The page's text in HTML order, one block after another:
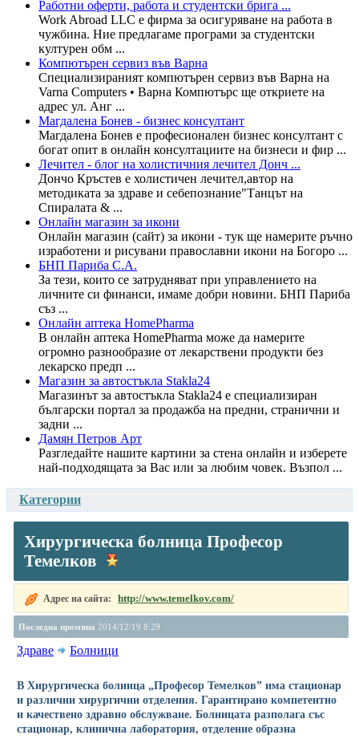
Работни оферти, работа и студентски брига ...
Work Abroad LLC е фирма за осигуряване на работа в
чужбина. Ние предлагаме програми за студентски
културен обм ...
Компютърен сервиз във Варна
Специализираният компютърен сервиз във Варна на
Varna Computers • Варна Компютърс ще откриете на
адрес ул. Анг ...
Магдалена Бонев - бизнес консултант
Магдалена Бонев е професионален бизнес консултант с
богат опит в онлайн консултациите на бизнеси и фир ...
Лечител - блог на холистичния лечител Донч ...
Дончо Кръстев е холистичен лечител,автор на
методиката за здраве и себeпознание"Танцът на
Спиралата & ...
Онлайн магазин за икони
Онлайн магазин (сайт) за икони - тук ще намерите ръчно
изработени и рисувани православни икони на Богоро ...
БНП Париба С.А.
За тези, които се затрудняват при управлението на
личните си финанси, имаме добри новини. БНП Париба
съз ...
Онлайн аптека HomePharma
В онлайн аптека HomePharma може да намерите
огромно разнообразие от лекарствени продукти без
лекарско предп ...
Магазин за автостъкла Stakla24
Магазинът за автостъкла Stakla24 е специализиран
български портал за продажба на предни, странични и
задни ...
Дамян Петров Арт
Разгледайте нашите картини за стена онлайн и изберете
най-подходящата за Вас или за любим човек. Възпол ...
Категории
Хирургическа болница Професор
Темелков
Адрес на сайта: http://www.temelkov.com/
Последна промяна 2014/12/19 8:29
Здраве Болници
В Хирургическа болница „Професор Темелков” има стационар
и различни хирургични отделения. Гарантирано компетентно
и качествено здравно обслужване. Болницата разполага със
стационар, клинична лаборатория, отделение образна